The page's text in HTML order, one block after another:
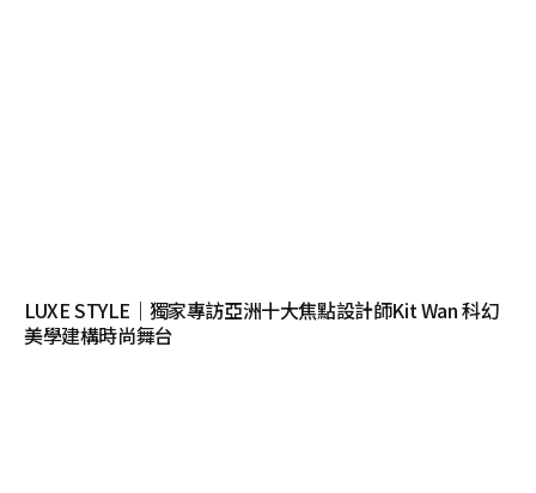
LUXE STYLE｜獨家專訪亞洲十大焦點設計師Kit Wan 科幻
美學建構時尚舞台